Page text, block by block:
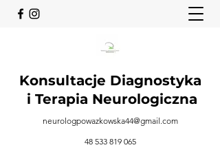
Konsultacje Diagnostyka
i Terapia Neurologiczna
neurologpowazkowska44@gmail.com
48 533 819 065